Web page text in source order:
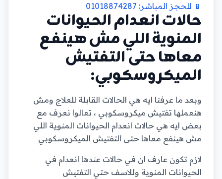
📱 للحجز المباشر: 01018874287
حالات انعدام الحيوانات
المنوية اللي مش هينفع
معاها حتى التفتيش
الميكروسكوبي:
وبعد ما عرفنا ايه هي الحالات القابلة للعلاج ومش
هنعملها تفتيش ميكروسكوبي ، تعالوا نعرف مع
بعض ايه هي حالات انعدام الحيوانات المنوية اللي
مش هينفع معاها حتى التفتيش الميكروسكوبي
لازم تكون عارف ان في حالات عندها انعدام في
الحيوانات المنوية وللاسف حتي التفتيش